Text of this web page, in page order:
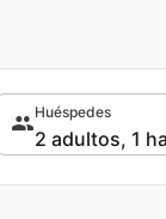
Huéspedes